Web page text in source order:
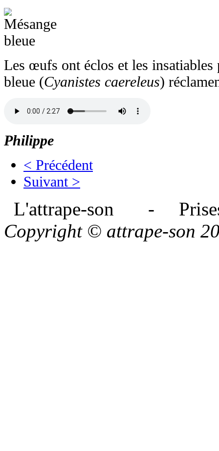
Les œufs ont éclos et les insatiables
bleue (Cyanistes caereleus)
Philippe
< Précédent
Suivant >
L'attrape-son -
Copyright © attrape-son